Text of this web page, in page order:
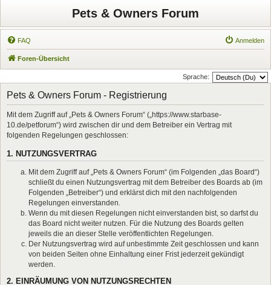
Pets & Owners Forum
FAQ Anmelden
Foren-Übersicht
Sprache:
Pets & Owners Forum - Registrierung
Mit dem Zugriff auf „Pets & Owners Forum“ („https://www.starbase-
10.de/petforum“) wird zwischen dir und dem Betreiber ein Vertrag mit
folgenden Regelungen geschlossen:
1. NUTZUNGSVERTRAG
Mit dem Zugriff auf „Pets & Owners Forum“ (im Folgenden „das Board“)
schließt du einen Nutzungsvertrag mit dem Betreiber des Boards ab (im
Folgenden „Betreiber“) und erklärst dich mit den nachfolgenden
Regelungen einverstanden.
Wenn du mit diesen Regelungen nicht einverstanden bist, so darfst du
das Board nicht weiter nutzen. Für die Nutzung des Boards gelten
jeweils die an dieser Stelle veröffentlichten Regelungen.
Der Nutzungsvertrag wird auf unbestimmte Zeit geschlossen und kann
von beiden Seiten ohne Einhaltung einer Frist jederzeit gekündigt
werden.
2. EINRÄUMUNG VON NUTZUNGSRECHTEN